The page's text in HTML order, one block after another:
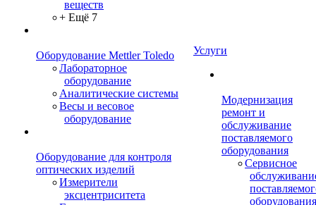
веществ
+ Ещё 7
Оборудование Mettler Toledo
Лабораторное
оборудование
Аналитические системы
Весы и весовое
оборудование
Оборудование для контроля
оптических изделий
Измерители
эксцентриситета
Услуги
Модернизация
ремонт и
обслуживание
поставляемого
оборудования
Сервисное
оборудования